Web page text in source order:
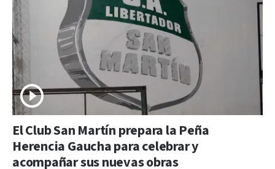
El Club San Martín prepara la Peña
Herencia Gaucha para celebrar y
acompañar sus nuevas obras